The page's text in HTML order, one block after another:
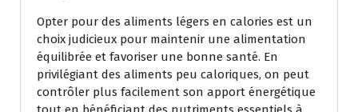
Opter pour des aliments légers en calories est un
choix judicieux pour maintenir une alimentation
équilibrée et favoriser une bonne santé. En
privilégiant des aliments peu caloriques, on peut
contrôler plus facilement son apport énergétique